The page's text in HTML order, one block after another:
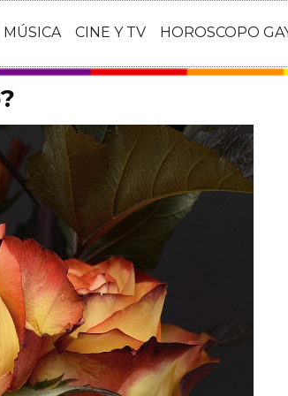
MÚSICA CINE Y TV HOROSCOPO